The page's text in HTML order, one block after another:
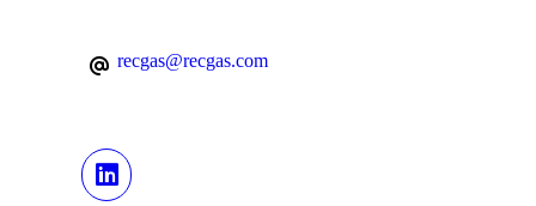
recgas@recgas.com